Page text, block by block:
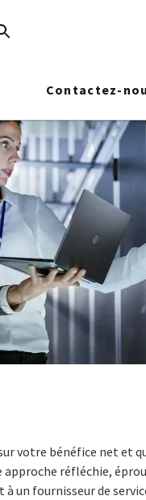
Contactez-
votre bénéfice net et
réfléchie,
un fournisseur de